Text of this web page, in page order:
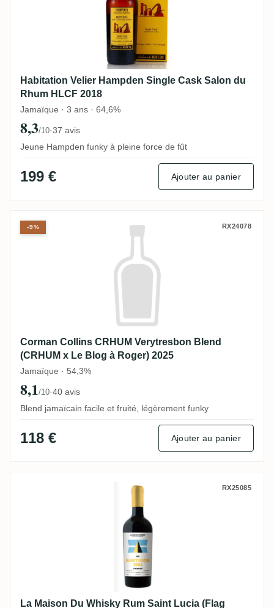
Habitation Velier Hampden Single Cask Salon du
Rhum HLCF 2018
Jamaïque · 3 ans · 64,6%
8,3/10·37 avis
Jeune Hampden funky à pleine force de fût
199 € Ajouter au panier
Corman Collins CRHUM Verytresbon
RX24078
Corman Collins CRHUM Verytresbon Blend
(CRHUM x Le Blog à Roger) 2025
Jamaïque · 54,3%
8,1/10·40 avis
Blend jamaïcain facile et fruité, légèrement funky
118 € Ajouter au panier
-9%
La Maison Du Whisky Rum Saint Lucia
RX25085
La Maison Du Whisky Rum Saint Lucia (Flag